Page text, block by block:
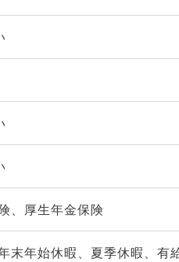
、厚生年金保険
末年始休暇、夏季休暇、有